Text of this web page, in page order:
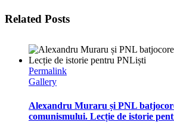
Related Posts
Permalink
Gallery
Alexandru Muraru și PNL
comunismului. Lecție de istorie